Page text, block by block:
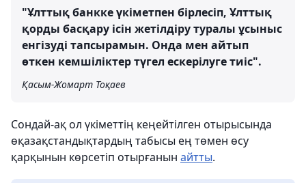
"Ұлттық банкке үкіметпен бірлесіп, Ұлттық
қорды басқару ісін жетілдіру туралы ұсыныс
енгізуді тапсырамын. Онда мен айтып
өткен кемшіліктер түгел ескерілуге тиіс".
Қасым-Жомарт Тоқаев
Сондай-ақ ол үкіметтің кеңейтілген отырысында
өқазақстандықтардың табысы ең төмен өсу
қарқынын көрсетіп отырғанын айтты.